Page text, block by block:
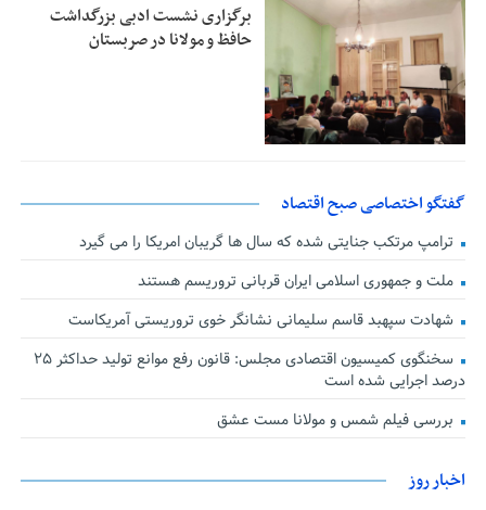
برگزاری نشست ادبی بزرگداشت
حافظ و مولانا در صربستان
گفتگو اختصاصی صبح اقتصاد
ترامپ مرتکب جنایتی شده که سال ها گریبان امریکا را می گیرد
ملت و جمهوری اسلامی ایران قربانی تروریسم هستند
شهادت سپهبد قاسم سلیمانی نشانگر خوی تروریستی آمریکاست
سخنگوی کمیسیون اقتصادی مجلس: قانون رفع موانع تولید حداکثر ۲۵
درصد اجرایی شده است
بررسی فیلم شمس و مولانا مست عشق
اخبار روز